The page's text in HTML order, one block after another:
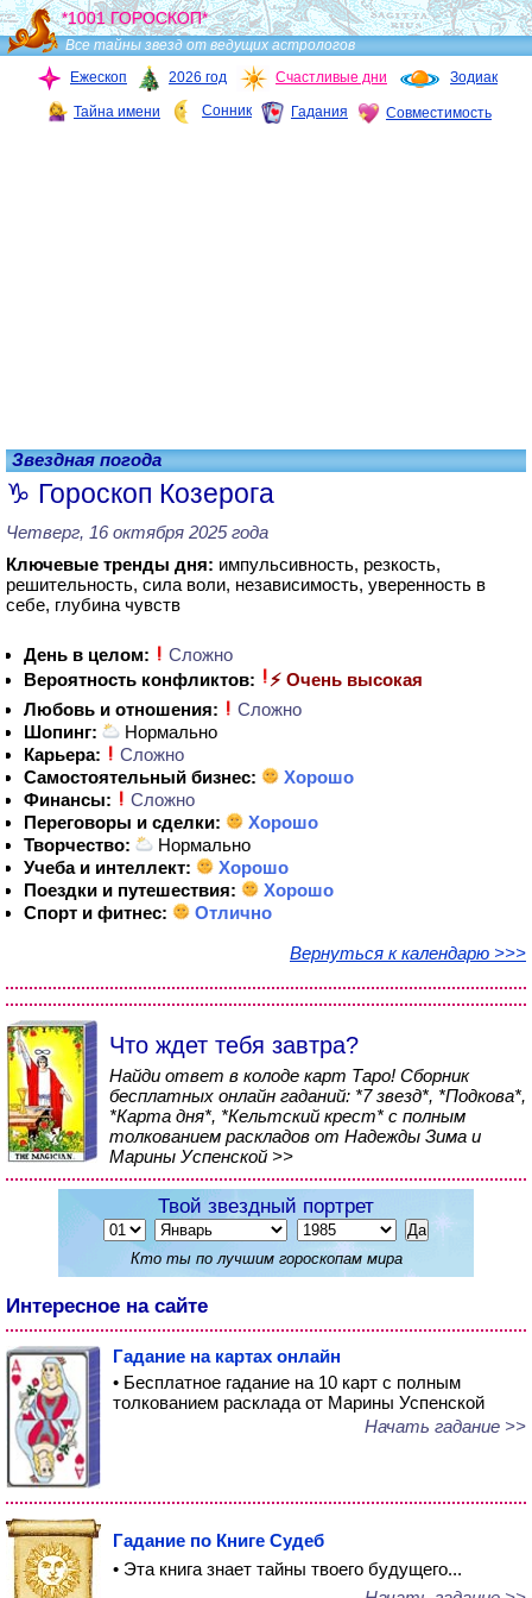
*1001 ГОРОСКОП*
Все тайны звезд от ведущих астрологов
Ежескоп
2026 год Счастливые дни Зодиак
Тайна имени Сонник Гадания Совместимость
Звездная погода
Гороскоп Козерога
Четверг, 16 октября 2025 года
Ключевые тренды дня: импульсивность, резкость,
решительность, сила воли, независимость, уверенность в
себе, глубина чувств
День в целом:
Сложно
Вероятность конфликтов:
⚡ Очень высокая
Любовь и отношения:
Сложно
Шопинг:
Нормально
Карьера:
Сложно
Самостоятельный бизнес:
Хорошо
Финансы:
Сложно
Переговоры и сделки:
Хорошо
Творчество:
Нормально
Учеба и интеллект:
Хорошо
Поездки и путешествия:
Хорошо
Спорт и фитнес:
Отлично
Вернуться к календарю >>>
Что ждет тебя завтра?
Найди ответ в колоде карт Таро! Сборник
бесплатных онлайн гаданий: *7 звезд*, *Подкова*,
*Карта дня*, *Кельтский крест* с полным
толкованием раскладов от Надежды Зима и
Марины Успенской >>
Твой звездный портрет
Кто ты по лучшим гороскопам мира
Интересное на сайте
Гадание на картах онлайн
• Бесплатное гадание на 10 карт с полным
толкованием расклада от Марины Успенской
Начать гадание >>
Гадание по Книге Судеб
• Эта книга знает тайны твоего будущего...